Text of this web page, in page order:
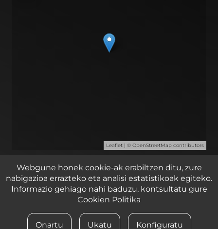
Leaflet | © OpenStreetMap contributors
Zirkuitu ibilbidea 2, 1 pabilioia, Lasarte – Oria 20160
© 2023 iametza interaktiboa
LEGE OHARRA
Webgune honek cookie-ak erabiltzen ditu, zure
nabigazioa errazteko eta analisi estatistikoak egiteko.
Informazio gehiago nahi baduzu, kontsultatu gure
Cookien Politika
Onartu Ukatu Konfiguratu